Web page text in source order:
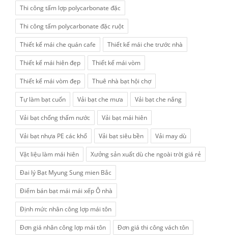
Thi công tấm lợp polycarbonate đặc
Thi công tấm polycarbonate đặc ruột
Thiết kế mái che quán cafe Thiết kế mái che trước nhà
Thiết kế mái hiên đẹp Thiết kế mái vòm
Thiết kế mái vòm đẹp Thuê nhà bạt hội chợ
Tự làm bạt cuốn Vải bạt che mưa Vải bạt che nắng
Vải bạt chống thấm nước Vải bạt mái hiên
Vải bạt nhựa PE các khổ Vải bạt siêu bền Vải may dù
Vật liệu làm mái hiên Xưởng sản xuất dù che ngoài trời giá rẻ
Đai lý Bạt Myung Sung mien Bắc
Điểm bán bạt mái mái xếp Ô nhà
Định mức nhân công lợp mái tôn
Đơn giá nhân công lợp mái tôn Đơn giá thi công vách tôn